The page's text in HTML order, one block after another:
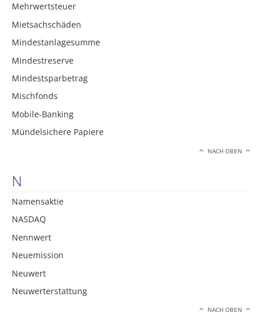
Mehrwertsteuer
Mietsachschäden
Mindestanlagesumme
Mindestreserve
Mindestsparbetrag
Mischfonds
Mobile-Banking
Mündelsichere Papiere
NACH OBEN
N
Namensaktie
NASDAQ
Nennwert
Neuemission
Neuwert
Neuwerterstattung
NACH OBEN